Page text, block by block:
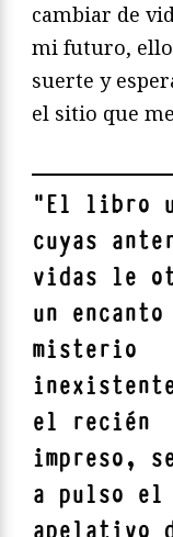
cambiar de
mi futuro,
suerte y
el sitio que
"El libro
cuyas
vidas le
un
misterio
el recién
impreso,
a pulso el